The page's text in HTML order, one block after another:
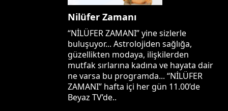
Nilüfer Zamanı
“NİLÜFER ZAMANI” yine sizlerle
buluşuyor... Astrolojiden sağlığa,
güzellikten modaya, ilişkilerden
mutfak sırlarına kadına ve hayata dair
ne varsa bu programda... “NİLÜFER
ZAMANI” hafta içi her gün 11.00’de
Beyaz TV’de..